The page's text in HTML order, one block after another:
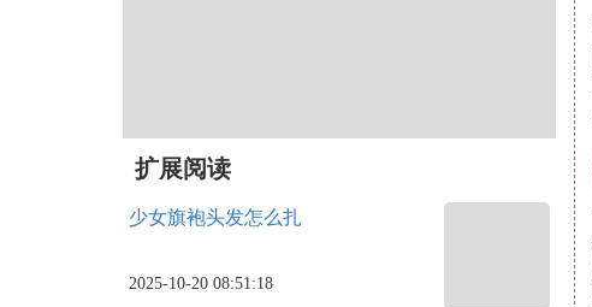
扩展阅读
少女旗袍头发怎么扎
2025-10-20 08:51:18